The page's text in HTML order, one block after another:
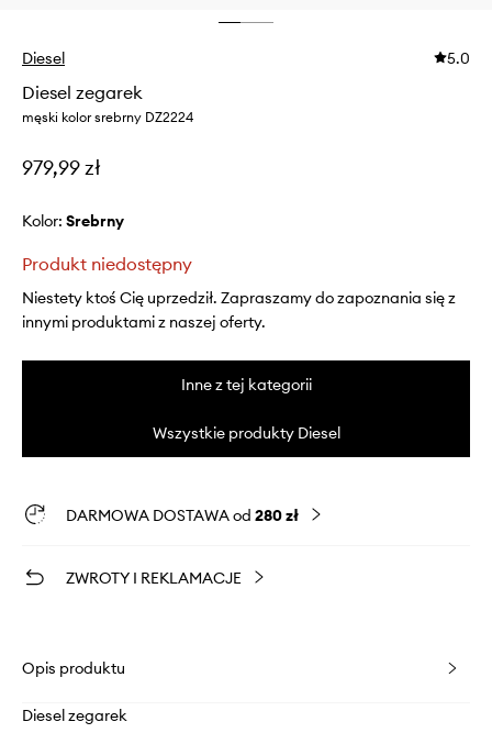
Diesel 5.0
Diesel zegarek
męski kolor srebrny DZ2224
979,99 zł
Kolor: srebrny
Produkt niedostępny
Niestety ktoś Cię uprzedził. Zapraszamy do zapoznania się z
innymi produktami z naszej oferty.
Inne z tej kategorii
Wszystkie produkty Diesel
DARMOWA DOSTAWA od 280 zł
ZWROTY I REKLAMACJE
Opis produktu
Diesel zegarek